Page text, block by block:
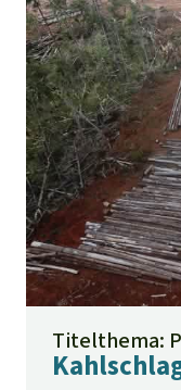
Titelthema: